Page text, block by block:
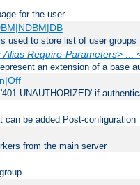
for the user
used to store list of user groups
Alias Require-Parameters> ...
an extension of a base
UNAUTHORIZED' if
can be added Post-configuration
from the main server